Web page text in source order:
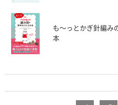
も〜っとかぎ針編み
本